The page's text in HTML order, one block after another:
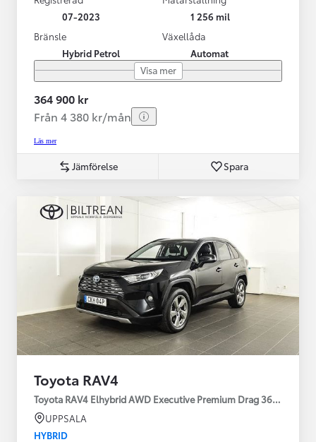
07-2023
1 256 mil
Bränsle
Hybrid Petrol
Växellåda
Automat
Visa mer
364 900 kr
Från 4 380 kr/mån
Läs mer
Jämförelse Spara
Toyota RAV4
Toyota RAV4 Elhybrid AWD Executive Premium Drag 360-kamera
UPPSALA
HYBRID